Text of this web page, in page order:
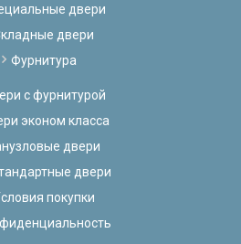
двери
двери
Фурнитура
с фурнитурой
эконом класса
двери
двери
покупки